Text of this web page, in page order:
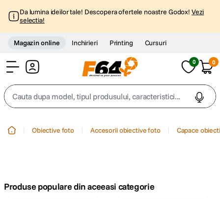
Da lumina ideilor tale! Descopera ofertele noastre Godox! Vezi
selectia!
Magazin online Inchirieri Printing Cursuri
0 0
Cauta dupa model, tipul produsului, caracteristici...
trepied telefon
Obiective foto Accesorii obiective foto Capace
Produse populare din aceeasi categorie